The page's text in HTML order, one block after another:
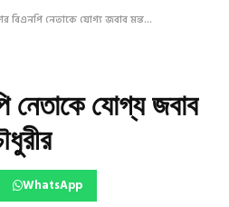
বিএনপি নেতাকে যোগ্য জবাব মন্ত...
নেতাকে যোগ্য জবাব
WhatsApp